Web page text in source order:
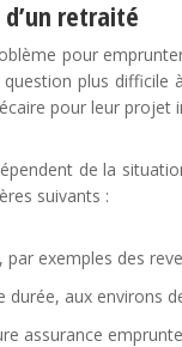
retraité
pour
plus
pour leur projet
de la
suivants :
exemples des
aux environs
assurance